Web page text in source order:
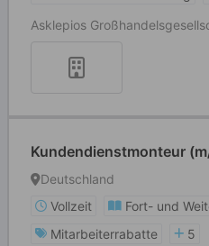
Asklepios
Kundendienstmonteur
Deutschland
Vollzeit
Fort- und
Mitarbeiterrabatte
5